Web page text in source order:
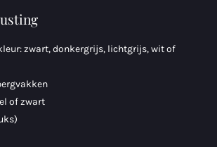
zwart, donkergrijs, lichtgrijs, wit of
of zwart